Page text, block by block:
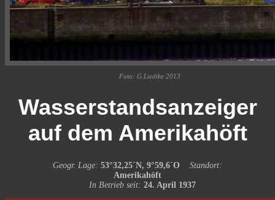
Foto: G.Liedtke 2013
Wasserstandsanzeiger
auf dem Amerikahöft
Geogr. Lage: 53°32,25´N, 9°59,6´O
Standort:
Amerikahöft
In Betrieb seit: 24. April 1937